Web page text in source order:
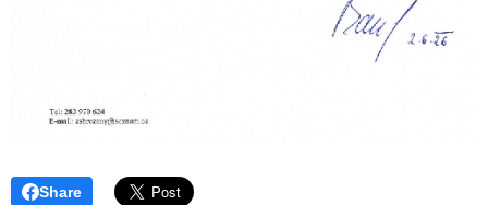
Share